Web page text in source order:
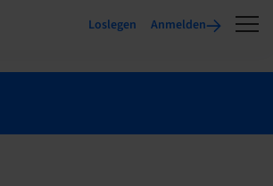
Loslegen Anmelden